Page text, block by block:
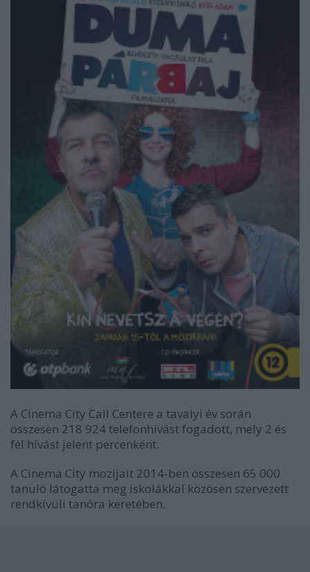
A Cinema City Call Centere a tavalyi év során
összesen 218 924 telefonhívást fogadott, mely 2 és
fél hívást jelent percenként.
A Cinema City mozijait 2014-ben összesen 65 000
tanuló látogatta meg iskolákkal közösen szervezett
rendkívüli tanóra keretében.